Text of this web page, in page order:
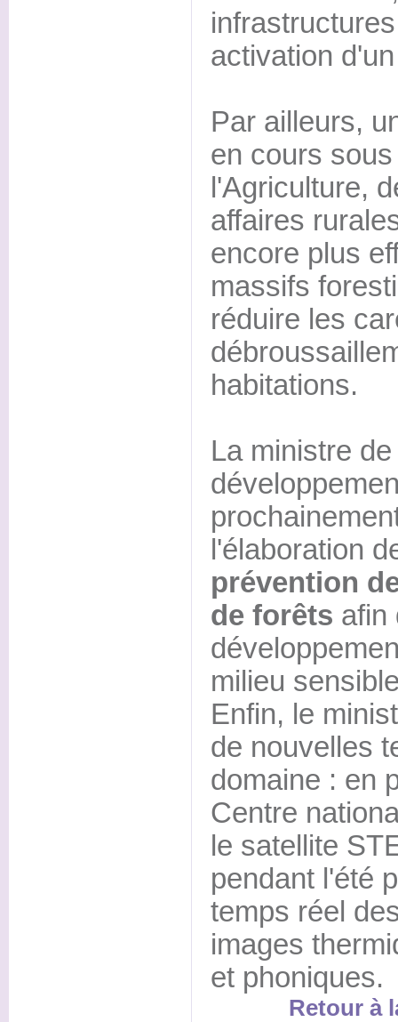
activation
Par ailleurs,
en cours
l'Agriculture,
affaires
encore plus
massifs
réduire les
habitations.
La ministre
l'élaboration
prévention
de forêts afin
milieu
Enfin, le
de nouvelles
domaine : en
Centre
le satellite
pendant l'été
temps réel
images
et phoniques.
Retour à